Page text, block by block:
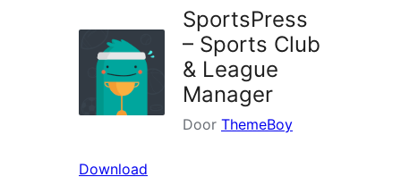
SportsPress
– Sports Club
& League
Manager
Door ThemeBoy
Download